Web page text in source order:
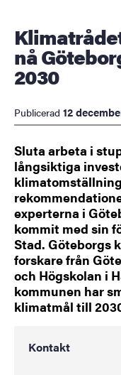
Klimatrådet: Små utsikter att
nå
2030
Publicerad 12
Sluta arbeta i
långsiktiga
experterna i
kommit med sin
Stad. Göteborgs
forskare från
och Högskolan i
kommunen har
klimatmål till
Kontakt